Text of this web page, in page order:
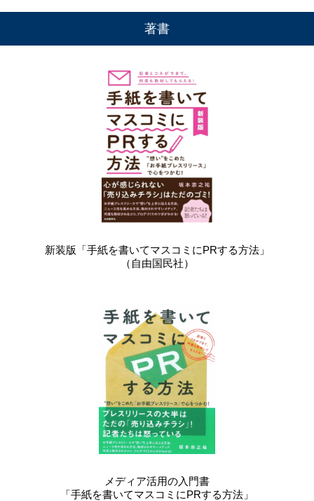
著書
新装版「手紙を書いてマスコミにPRする方法」
（自由国民社）
メディア活用の入門書
「手紙を書いてマスコミにPRする方法」